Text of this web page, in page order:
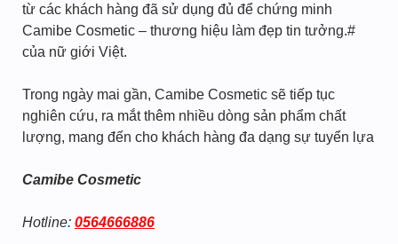
từ các khách hàng đã sử dụng đủ để chứng minh
Camibe Cosmetic – thương hiệu làm đẹp tin tưởng.#
của nữ giới Việt.
Trong ngày mai gần, Camibe Cosmetic sẽ tiếp tục
nghiên cứu, ra mắt thêm nhiều dòng sản phẩm chất
lượng, mang đến cho khách hàng đa dạng sự tuyển lựa
Camibe Cosmetic
Hotline: 0564666886